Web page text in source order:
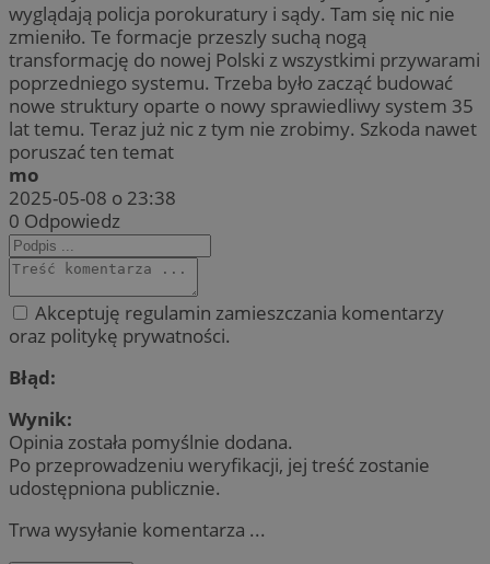
wyglądają policja porokuratury i sądy. Tam się nic nie
zmieniło. Te formacje przeszly suchą nogą
transformację do nowej Polski z wszystkimi przywarami
poprzedniego systemu. Trzeba było zacząć budować
nowe struktury oparte o nowy sprawiedliwy system 35
lat temu. Teraz już nic z tym nie zrobimy. Szkoda nawet
poruszać ten temat
mo
2025-05-08 o 23:38
0 Odpowiedz
Akceptuję regulamin zamieszczania komentarzy
oraz politykę prywatności.
Błąd:
Wynik:
Opinia została pomyślnie dodana.
Po przeprowadzeniu weryfikacji, jej treść zostanie
udostępniona publicznie.
Trwa wysyłanie komentarza ...